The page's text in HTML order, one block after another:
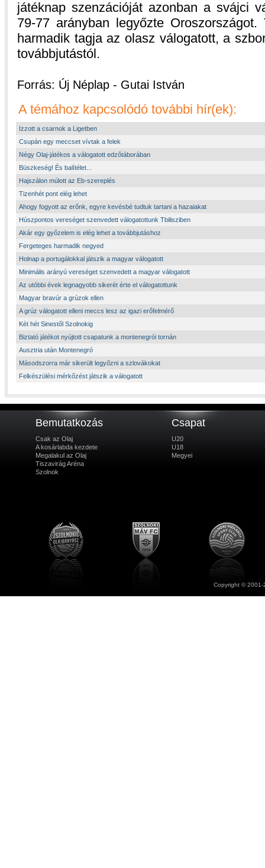
játéknap szenzációját azonban a svájci
79-77 arányban legyőzte
harmadik tagja az olasz válogatott, a
továbbjutástól.
Forrás: Új Néplap - Gutai István
A témához kapcsolódó további hír(ek):
Izzott a csarnok a Ligetben
Csupán egy meccset vívtak a felek
Négy Olaj-játékos a válogatott edzőtáborában
Büszkeség! És balítélet...
Hajszálon múlott az Eb-szereplés
Tizenhét pont elég lehet
Ahogy fogyott az erőnk, egyre kevésbé tudtuk tartani a hazaiakat
Húszpontos vereséget szenvedett válogatottunk Tbilisziben
Akár egy győzelem is elég lehet a továbbjutáshoz
Fergeteges harmadik negyed
Holnap a portugálokkal játszik a magyar válogatott
Minimális arányú vereséget szenvedett a magyar válogatott
Az utóbbi évek legnagyobb sikerét érte el válogatottunk
Magyar bravúr a grúzok ellen
A grúz válogatott elleni meccs lesz az igazi erőfelmérő
Két hét Sinestől Szolnokig
Biztató játékot nyújtott csapatunk a montenegrói tornán
Ausztria után Montenegró
Másodszorra már sikerült legyőzni a szlovákokat
Felkészülési mérkőzést játszik a válogatott
Bemutatkozás
Csak az Olaj
A kosárlabda kezdete
Megalakul az Olaj
Tiszavirág Aréna
Szolnok
Csapat
U20
U18
Megyei
Copyright ©